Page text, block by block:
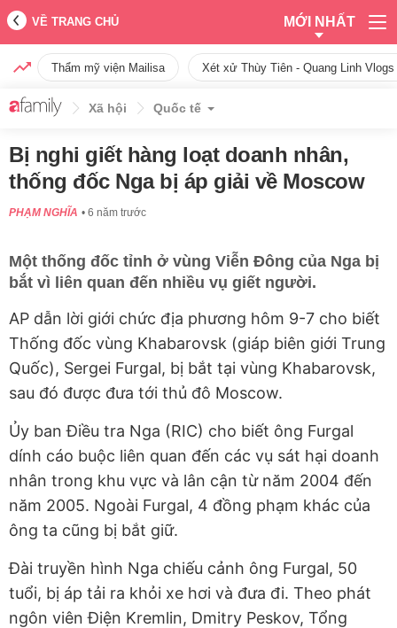
VỀ TRANG CHỦ MỚI NHẤT
Thẩm mỹ viện Mailisa Xét xử Thùy Tiên - Quang Linh
Xã hội Quốc tế
Bị nghi giết hàng loạt doanh nhân,
thống đốc Nga bị áp giải về Moscow
PHẠM NGHĨA 6 năm trước
Một thống đốc tỉnh ở vùng Viễn Đông của Nga bị
bắt vì liên quan đến nhiều vụ giết người.
AP dẫn lời giới chức địa phương hôm 9-7 cho biết
Thống đốc vùng Khabarovsk (giáp biên giới Trung
Quốc), Sergei Furgal, bị bắt tại vùng Khabarovsk,
sau đó được đưa tới thủ đô Moscow.
Ủy ban Điều tra Nga (RIC) cho biết ông Furgal
dính cáo buộc liên quan đến các vụ sát hại doanh
nhân trong khu vực và lân cận từ năm 2004 đến
năm 2005. Ngoài Furgal, 4 đồng phạm khác của
ông ta cũng bị bắt giữ.
Đài truyền hình Nga chiếu cảnh ông Furgal, 50
tuổi, bị áp tải ra khỏi xe hơi và đưa đi. Theo phát
ngôn viên Điện Kremlin, Dmitry Peskov, Tổng